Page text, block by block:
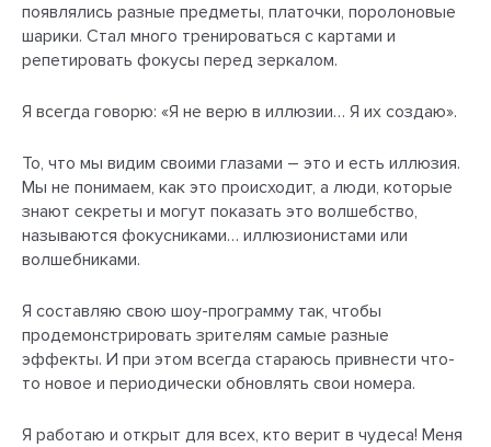
появлялись разные предметы, платочки, поролоновые
шарики. Стал много тренироваться с картами и
репетировать фокусы перед зеркалом.
Я всегда говорю: «Я не верю в иллюзии… Я их создаю».
То, что мы видим своими глазами – это и есть иллюзия.
Мы не понимаем, как это происходит, а люди, которые
знают секреты и могут показать это волшебство,
называются фокусниками… иллюзионистами или
волшебниками.
Я составляю свою шоу-программу так, чтобы
продемонстрировать зрителям самые разные
эффекты. И при этом всегда стараюсь привнести что-
то новое и периодически обновлять свои номера.
Я работаю и открыт для всех, кто верит в чудеса! Меня